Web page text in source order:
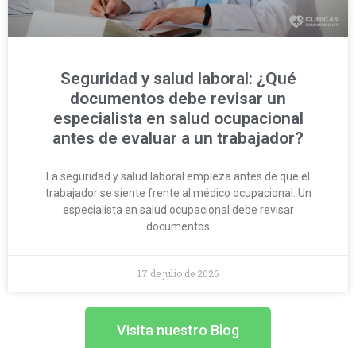
Seguridad y salud laboral: ¿Qué
documentos debe revisar un
especialista en salud ocupacional
antes de evaluar a un trabajador?
La seguridad y salud laboral empieza antes de que el
trabajador se siente frente al médico ocupacional. Un
especialista en salud ocupacional debe revisar
documentos
17 de julio de 2026
Visita nuestro Blog